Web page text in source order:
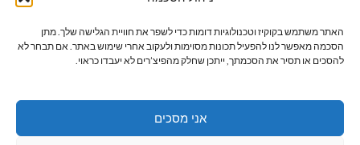
האתר משתמש בקוקיז וטכנולוגיות דומות כדי לשפר את חוויית הגלישה שלך. מתן
הסכמה מאפשר לנו להפעיל תכונות מסוימות ולעקוב אחרי שימוש באתר. אם תבחר לא
להסכים או תסיר את הסכמתך, ייתכן שחלק מהפיצ’רים לא יעבדו כראוי.
אני מסכים